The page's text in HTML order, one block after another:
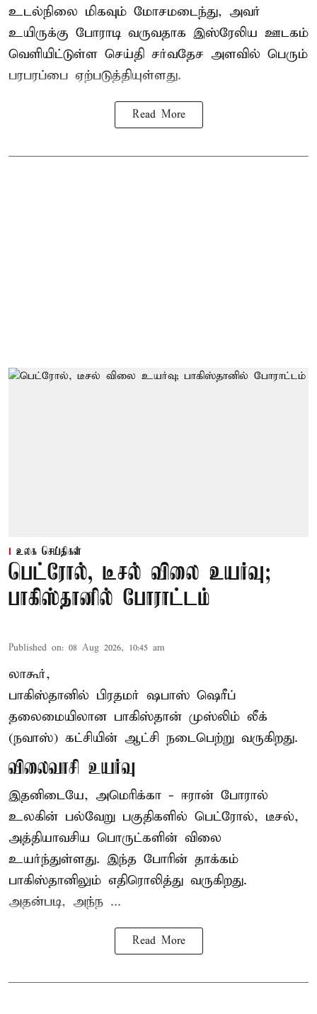
உடல்நிலை மிகவும் மோசமடைந்து, அவர்
உயிருக்கு போராடி வருவதாக இஸ்ரேலிய ஊடகம்
வெளியிட்டுள்ள செய்தி சர்வதேச அளவில் பெரும்
பரபரப்பை ஏற்படுத்தியுள்ளது.
Read More
உலக செய்திகள்
பெட்ரோல், டீசல் விலை உயர்வு;
பாகிஸ்தானில் போராட்டம்
Published on: 08 Aug 2026, 10:45 am
லாகூர்,
பாகிஸ்தானில் பிரதமர் ஷபாஸ் ஷெரீப்
தலைமையிலான பாகிஸ்தான் முஸ்லிம் லீக்
(நவாஸ்) கட்சியின் ஆட்சி நடைபெற்று வருகிறது.
விலைவாசி உயர்வு
இதனிடையே, அமெரிக்கா - ஈரான் போரால்
உலகின் பல்வேறு பகுதிகளில் பெட்ரோல், டீசல்,
அத்தியாவசிய பொருட்களின் விலை
உயர்ந்துள்ளது. இந்த போரின் தாக்கம்
பாகிஸ்தானிலும் எதிரொலித்து வருகிறது.
அதன்படி, அந்ந ...
Read More